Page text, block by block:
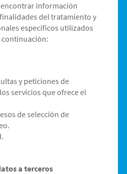
información
del tratamiento y
específicos utilizados
continuación:
y peticiones de
servicios que ofrece el
de selección de
a terceros